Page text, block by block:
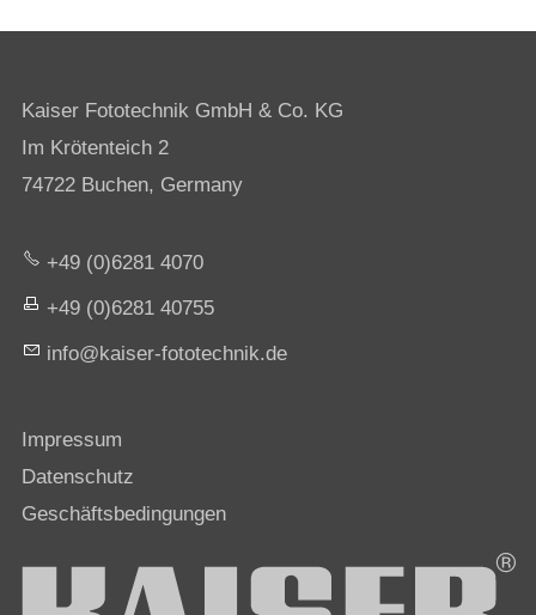
Kaiser Fototechnik GmbH & Co. KG
Im Krötenteich 2
74722 Buchen, Germany
+49 (0)6281 4070
+49 (0)6281 40755
nf
k s r-f t t chn k d
Impressum
Datenschutz
Geschäftsbedingungen